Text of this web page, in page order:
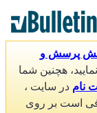
پرسش و
هچنین شما
نام در سایت ،
است بر روی